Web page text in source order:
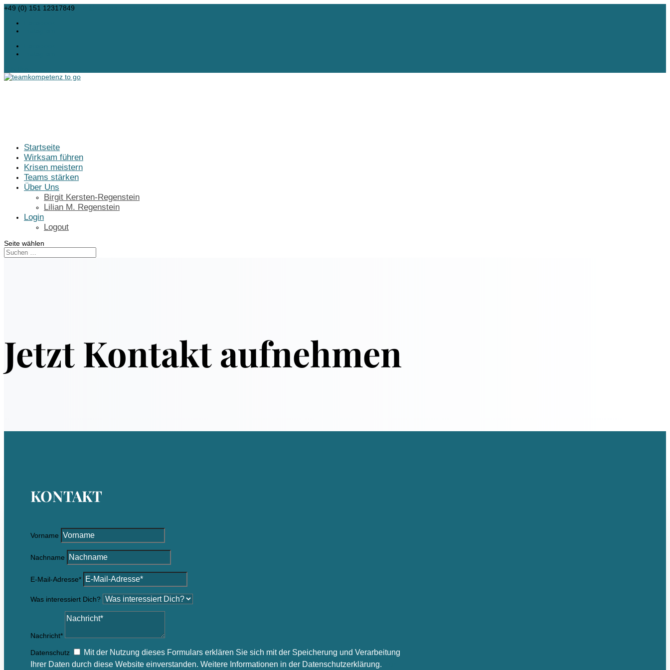
+49 (0) 151 12317849
Startseite
Wirksam führen
Krisen meistern
Teams stärken
Über Uns
Birgit Kersten-Regenstein
Lilian M. Regenstein
Login
Logout
Seite wählen
Jetzt Kontakt aufnehmen
KONTAKT
Vorname
Nachname
E-Mail-Adresse*
Was interessiert Dich?
Nachricht*
Datenschutz
Mit der Nutzung dieses Formulars erklären Sie sich mit der Speicherung und Verarbeitung
Ihrer Daten durch diese Website einverstanden. Weitere Informationen in der Datenschutzerklärung.